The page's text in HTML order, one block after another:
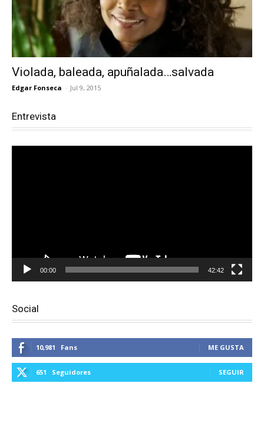
Violada, baleada, apuñalada…salvada
Edgar Fonseca - Jul 9, 2015
Entrevista
00:00 42:42
Social
10,981 Fans ME GUSTA
651 Seguidores SEGUIR